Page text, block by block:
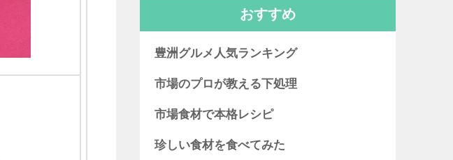
おすすめ
豊洲グルメ人気ランキング
市場のプロが教える下処理
市場食材で本格レシピ
珍しい食材を食べてみた